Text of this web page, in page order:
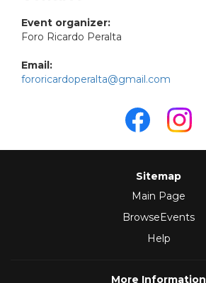
Event organizer:
Foro Ricardo Peralta
Email:
fororicardoperalta@gmail.com
Sitemap
Main Page
BrowseEvents
Help
More Information